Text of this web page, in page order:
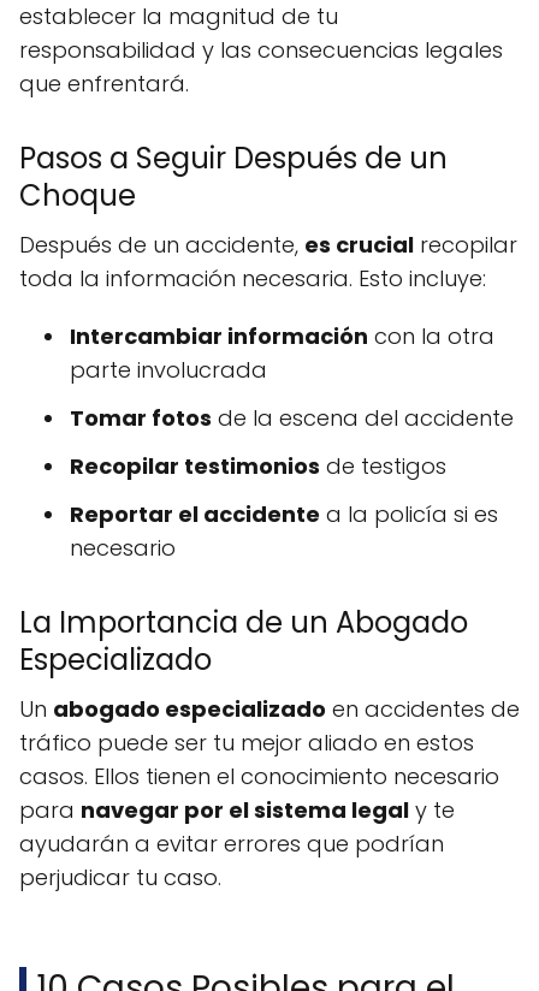
establecer la magnitud de tu
responsabilidad y las consecuencias legales
que enfrentará.
Pasos a Seguir Después de un
Choque
Después de un accidente, es crucial recopilar
toda la información necesaria. Esto incluye:
Intercambiar información con la otra
parte involucrada
Tomar fotos de la escena del accidente
Recopilar testimonios de testigos
Reportar el accidente a la policía si es
necesario
La Importancia de un Abogado
Especializado
Un abogado especializado en accidentes de
tráfico puede ser tu mejor aliado en estos
casos. Ellos tienen el conocimiento necesario
para navegar por el sistema legal y te
ayudarán a evitar errores que podrían
perjudicar tu caso.